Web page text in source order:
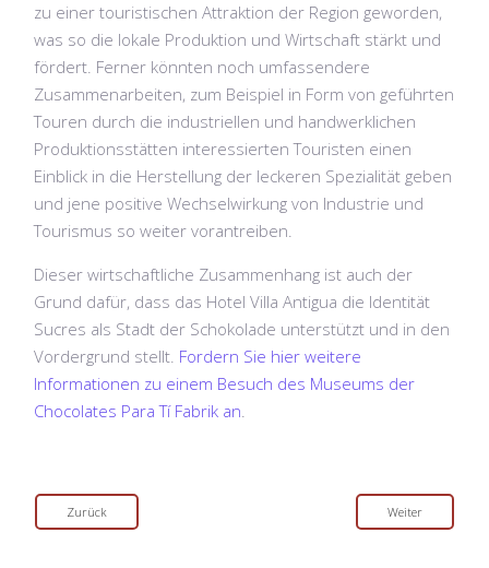
zu einer touristischen Attraktion der Region geworden,
was so die lokale Produktion und Wirtschaft stärkt und
fördert. Ferner könnten noch umfassendere
Zusammenarbeiten, zum Beispiel in Form von geführten
Touren durch die industriellen und handwerklichen
Produktionsstätten interessierten Touristen einen
Einblick in die Herstellung der leckeren Spezialität geben
und jene positive Wechselwirkung von Industrie und
Tourismus so weiter vorantreiben.
Dieser wirtschaftliche Zusammenhang ist auch der
Grund dafür, dass das Hotel Villa Antigua die Identität
Sucres als Stadt der Schokolade unterstützt und in den
Vordergrund stellt. Fordern Sie hier weitere
Informationen zu einem Besuch des Museums der
Chocolates Para Tí Fabrik an.
Zurück Weiter